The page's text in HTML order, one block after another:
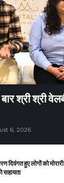
श्री श्री
6, 2026
हुए लोगों को मोरारी
सहायता